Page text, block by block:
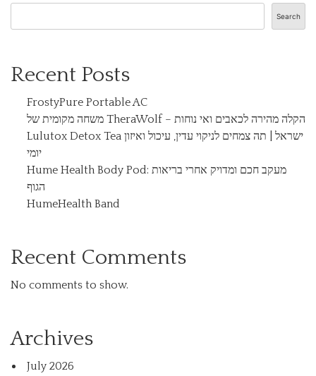
Search
Recent Posts
FrostyPure Portable AC
משחה מקומית של TheraWolf – הקלה מהירה לכאבים ואי נוחות
Lulutox Detox Tea ישראל | תה צמחים לניקוי עדין, עיכול ואיזון
יומי
Hume Health Body Pod: מעקב חכם ומדויק אחרי בריאות
הגוף
HumeHealth Band
Recent Comments
No comments to show.
Archives
July 2026